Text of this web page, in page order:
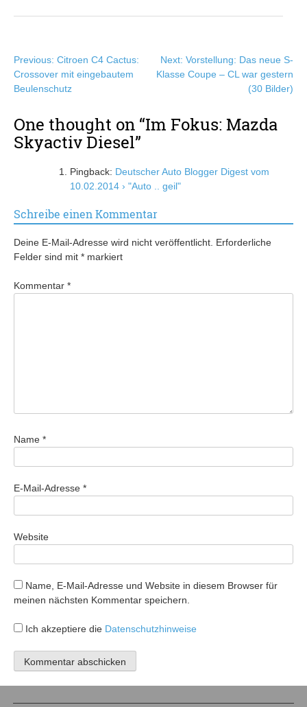
Beitragsnavigation
Previous: Citroen C4 Cactus:
Crossover mit eingebautem
Beulenschutz
Next: Vorstellung: Das neue S-
Klasse Coupe – CL war gestern
(30 Bilder)
One thought on “Im Fokus: Mazda
Skyactiv Diesel”
Pingback: Deutscher Auto Blogger Digest vom
10.02.2014 › "Auto .. geil"
Schreibe einen Kommentar
Deine E-Mail-Adresse wird nicht veröffentlicht. Erforderliche
Felder sind mit * markiert
Kommentar *
Name *
E-Mail-Adresse *
Website
Name, E-Mail-Adresse und Website in diesem Browser für
meinen nächsten Kommentar speichern.
Ich akzeptiere die Datenschutzhinweise